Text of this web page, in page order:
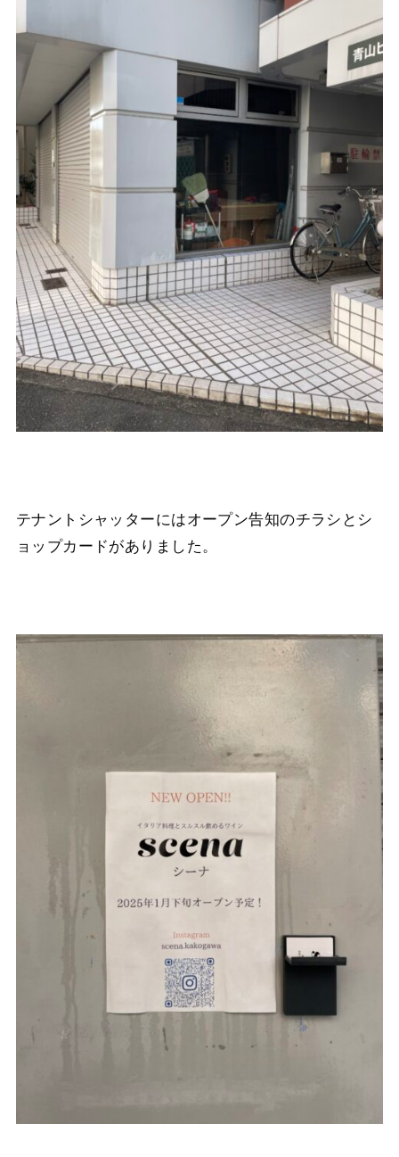
テナントシャッターにはオープン告知のチラシとシ
ョップカードがありました。